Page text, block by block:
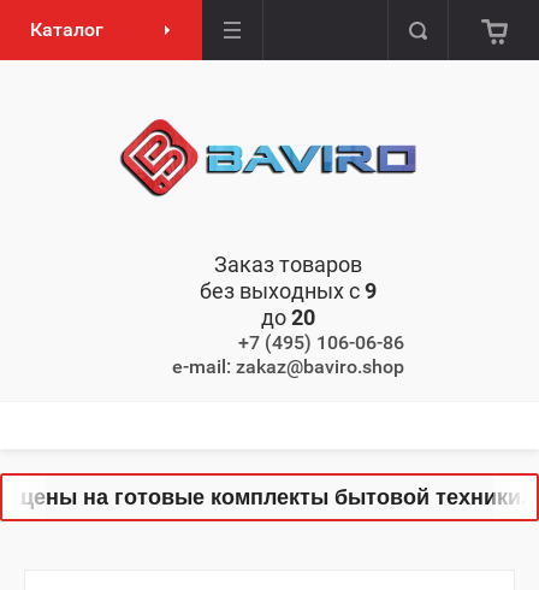
Каталог
Заказ товаров
без выходных с9
до20
+7 (495) 106-06-86
e-mail: zakaz@baviro.shop
на готовые комплекты бытовой техники.